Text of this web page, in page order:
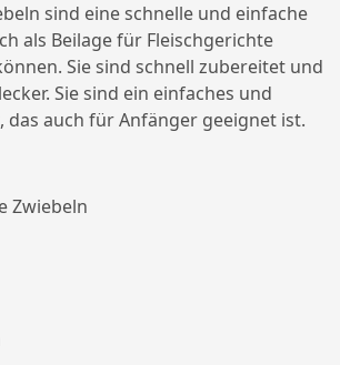
sind eine schnelle und einfache
als Beilage für Fleischgerichte
Sie sind schnell zubereitet und
Sie sind ein einfaches und
das auch für Anfänger geeignet ist.
Zwiebeln